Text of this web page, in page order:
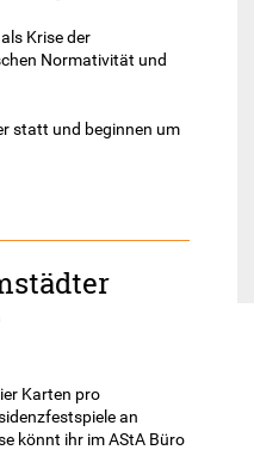
Krise der
Normativität und
statt und beginnen um
Karten pro
an
könnt ihr im AStA Büro